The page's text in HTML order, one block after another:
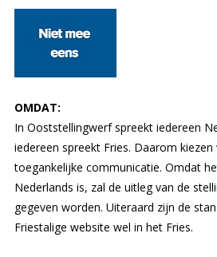
OMDAT:
In Ooststellingwerf spreekt iedereen
iedereen spreekt Fries. Daarom
toegankelijke communicatie. Omdat
Nederlands is, zal de uitleg van de
gegeven worden. Uiteraard zijn de
Friestalige website wel in het Fries.